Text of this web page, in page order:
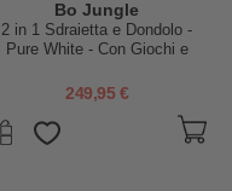
Bo Jungle
2 in 1 Sdraietta e Dondolo -
Pure White - Con Giochi e
249,95 €